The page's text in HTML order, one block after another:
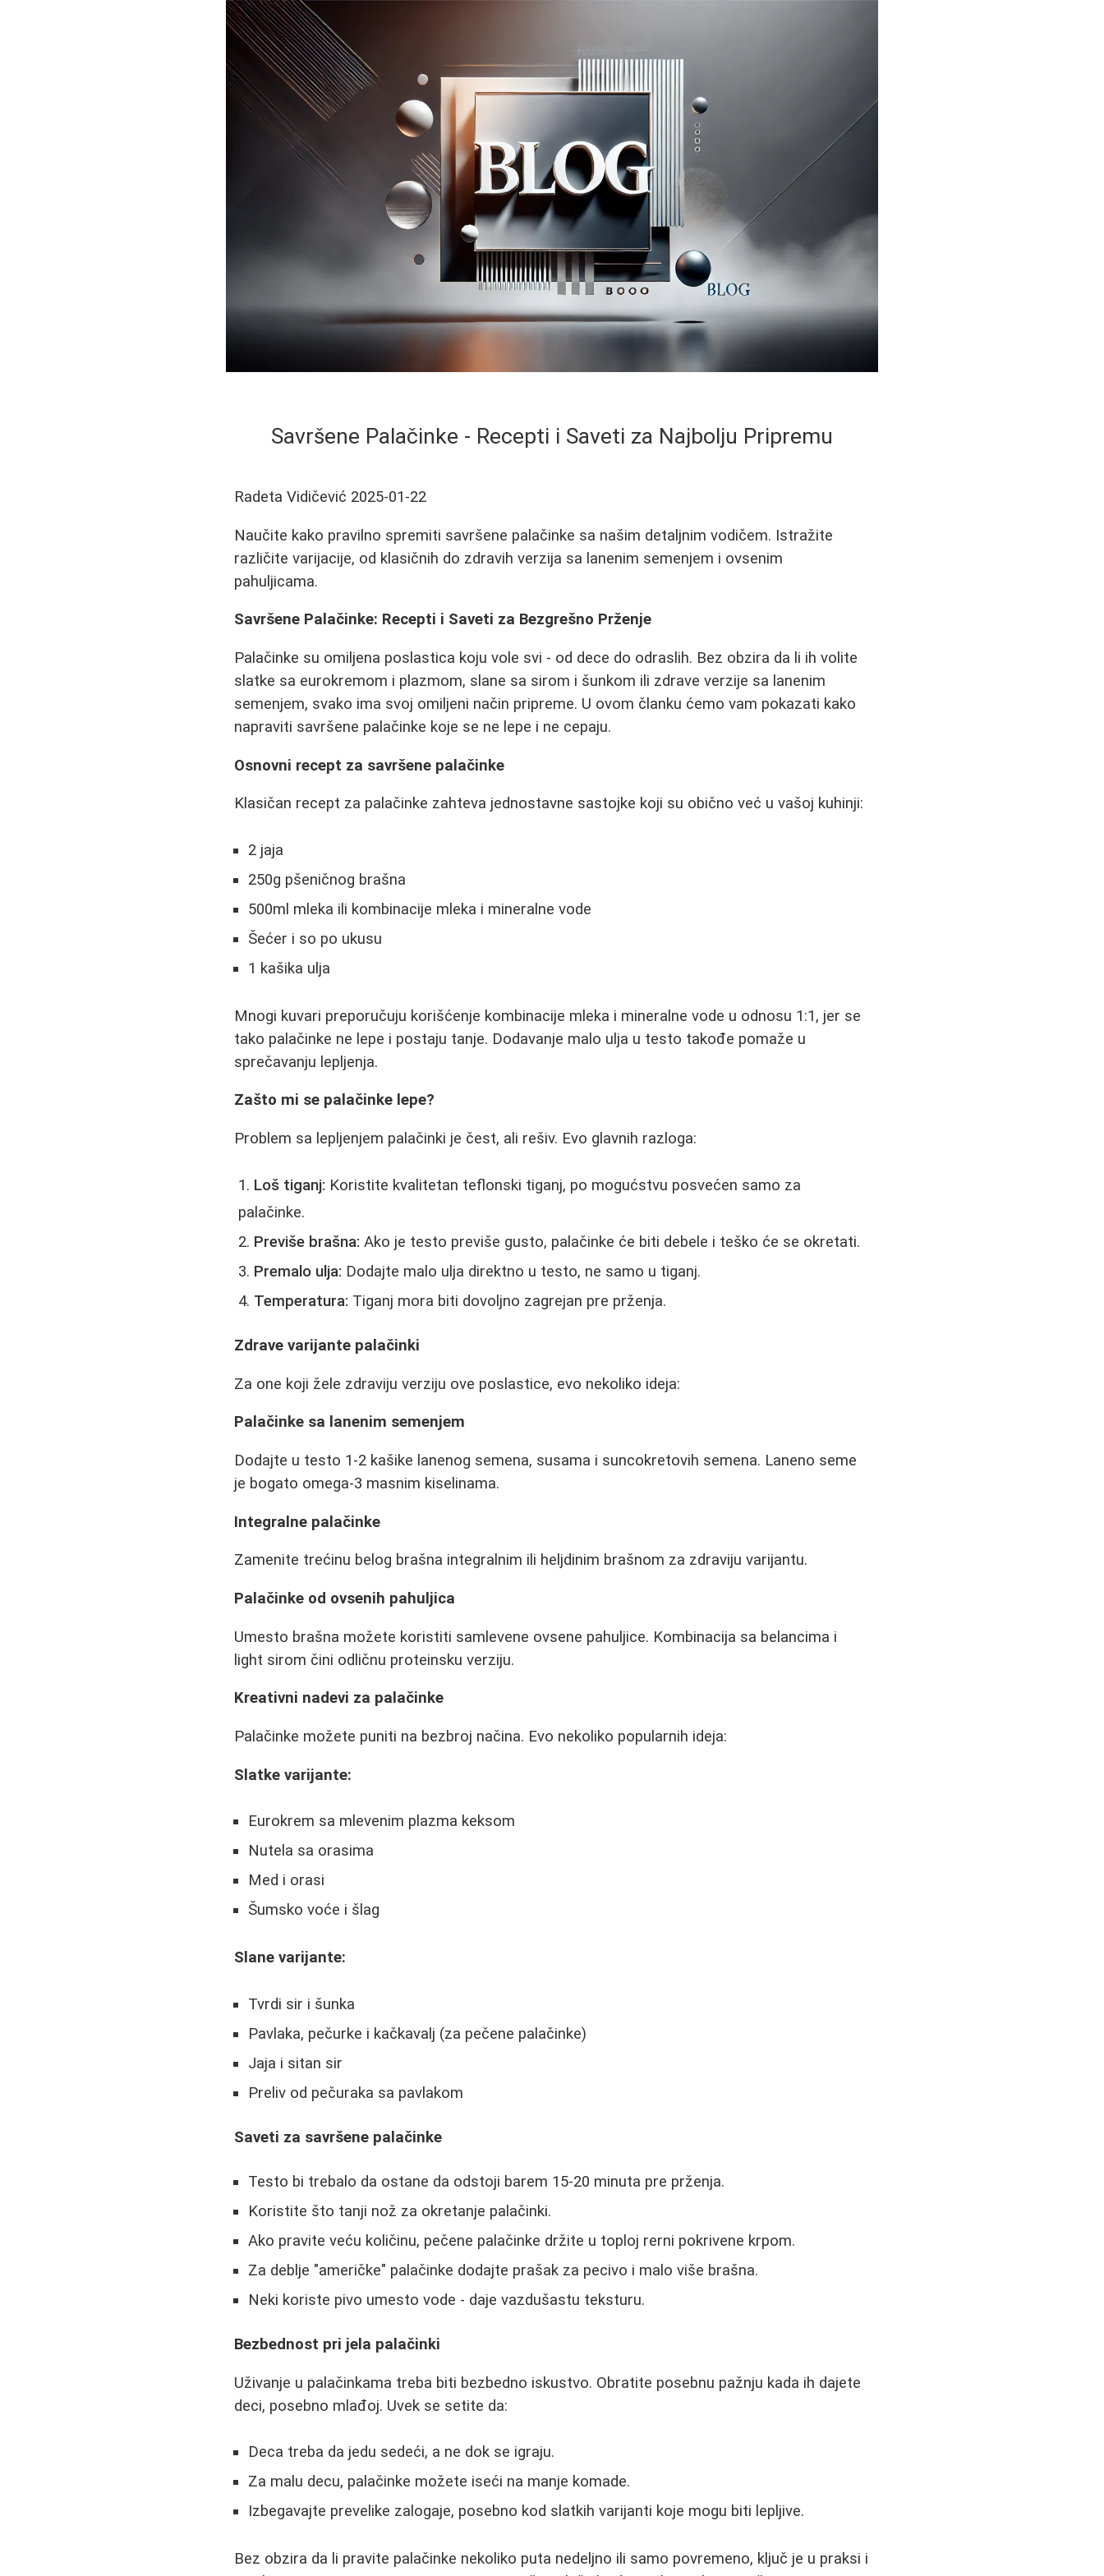
Savršene Palačinke - Recepti i Saveti za Najbolju Pripremu
Radeta Vidičević 2025-01-22
Naučite kako pravilno spremiti savršene palačinke sa našim detaljnim vodičem. Istražite
različite varijacije, od klasičnih do zdravih verzija sa lanenim semenjem i ovsenim
pahuljicama.
Savršene Palačinke: Recepti i Saveti za Bezgrešno Prženje
Palačinke su omiljena poslastica koju vole svi - od dece do odraslih. Bez obzira da li ih volite
slatke sa eurokremom i plazmom, slane sa sirom i šunkom ili zdrave verzije sa lanenim
semenjem, svako ima svoj omiljeni način pripreme. U ovom članku ćemo vam pokazati kako
napraviti savršene palačinke koje se ne lepe i ne cepaju.
Osnovni recept za savršene palačinke
Klasičan recept za palačinke zahteva jednostavne sastojke koji su obično već u vašoj kuhinji:
2 jaja
250g pšeničnog brašna
500ml mleka ili kombinacije mleka i mineralne vode
Šećer i so po ukusu
1 kašika ulja
Mnogi kuvari preporučuju korišćenje kombinacije mleka i mineralne vode u odnosu 1:1, jer se
tako palačinke ne lepe i postaju tanje. Dodavanje malo ulja u testo takođe pomaže u
sprečavanju lepljenja.
Zašto mi se palačinke lepe?
Problem sa lepljenjem palačinki je čest, ali rešiv. Evo glavnih razloga:
Loš tiganj: Koristite kvalitetan teflonski tiganj, po mogućstvu posvećen samo za
palačinke.
Previše brašna: Ako je testo previše gusto, palačinke će biti debele i teško će se okretati.
Premalo ulja: Dodajte malo ulja direktno u testo, ne samo u tiganj.
Temperatura: Tiganj mora biti dovoljno zagrejan pre prženja.
Zdrave varijante palačinki
Za one koji žele zdraviju verziju ove poslastice, evo nekoliko ideja:
Palačinke sa lanenim semenjem
Dodajte u testo 1-2 kašike lanenog semena, susama i suncokretovih semena. Laneno seme
je bogato omega-3 masnim kiselinama.
Integralne palačinke
Zamenite trećinu belog brašna integralnim ili heljdinim brašnom za zdraviju varijantu.
Palačinke od ovsenih pahuljica
Umesto brašna možete koristiti samlevene ovsene pahuljice. Kombinacija sa belancima i
light sirom čini odličnu proteinsku verziju.
Kreativni nadevi za palačinke
Palačinke možete puniti na bezbroj načina. Evo nekoliko popularnih ideja:
Slatke varijante:
Eurokrem sa mlevenim plazma keksom
Nutela sa orasima
Med i orasi
Šumsko voće i šlag
Slane varijante:
Tvrdi sir i šunka
Pavlaka, pečurke i kačkavalj (za pečene palačinke)
Jaja i sitan sir
Preliv od pečuraka sa pavlakom
Saveti za savršene palačinke
Testo bi trebalo da ostane da odstoji barem 15-20 minuta pre prženja.
Koristite što tanji nož za okretanje palačinki.
Ako pravite veću količinu, pečene palačinke držite u toploj rerni pokrivene krpom.
Za deblje "američke" palačinke dodajte prašak za pecivo i malo više brašna.
Neki koriste pivo umesto vode - daje vazdušastu teksturu.
Bezbednost pri jela palačinki
Uživanje u palačinkama treba biti bezbedno iskustvo. Obratite posebnu pažnju kada ih dajete
deci, posebno mlađoj. Uvek se setite da:
Deca treba da jedu sedeći, a ne dok se igraju.
Za malu decu, palačinke možete iseći na manje komade.
Izbegavajte prevelike zalogaje, posebno kod slatkih varijanti koje mogu biti lepljive.
Bez obzira da li pravite palačinke nekoliko puta nedeljno ili samo povremeno, ključ je u praksi i